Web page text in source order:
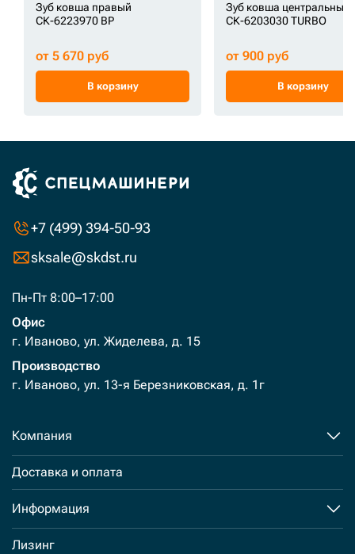
Зуб ковша правый
СК-6223970 BP
от 5 670 руб
В корзину
Зуб ковша центральный
СК-6203030 TURBO
от 900 руб
В корзину
+7 (499) 394-50-93
sksale@skdst.ru
Пн-Пт 8:00–17:00
Офис
г. Иваново, ул. Жиделева, д. 15
Производство
г. Иваново, ул. 13-я Березниковская, д. 1г
Компания
Доставка и оплата
Информация
Лизинг